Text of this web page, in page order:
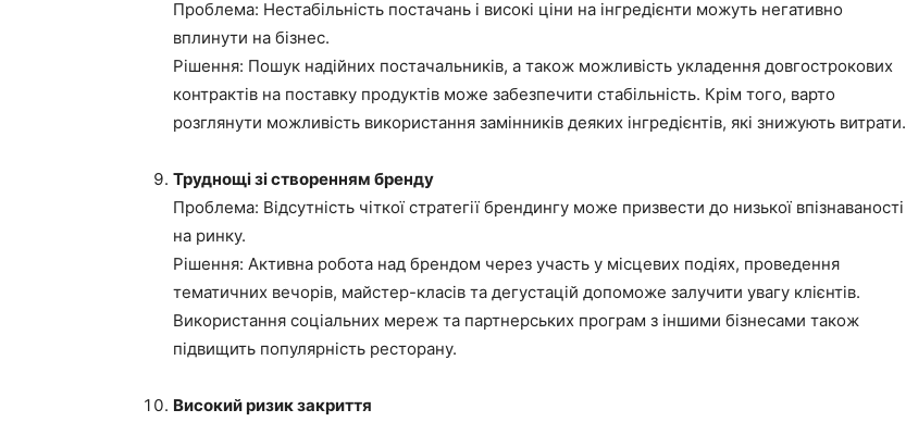
Проблема: Нестабільність постачань і високі ціни на інгредієнти можуть негативно
вплинути на бізнес.
Рішення: Пошук надійних постачальників, а також можливість укладення довгострокових
контрактів на поставку продуктів може забезпечити стабільність. Крім того, варто
розглянути можливість використання замінників деяких інгредієнтів, які знижують витрати.
Труднощі зі створенням бренду
Проблема: Відсутність чіткої стратегії брендингу може призвести до низької впізнаваності
на ринку.
Рішення: Активна робота над брендом через участь у місцевих подіях, проведення
тематичних вечорів, майстер-класів та дегустацій допоможе залучити увагу клієнтів.
Використання соціальних мереж та партнерських програм з іншими бізнесами також
підвищить популярність ресторану.
Високий ризик закриття